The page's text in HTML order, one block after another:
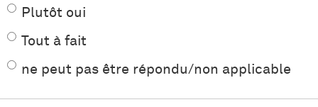
Plutôt oui
Tout à fait
ne peut pas être répondu/non applicable